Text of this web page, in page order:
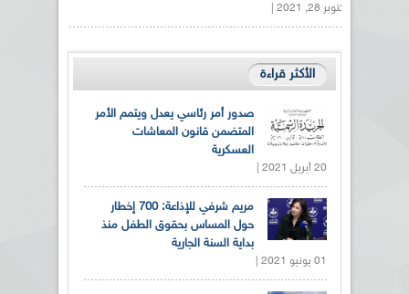
أكتوبر 28, 2021 |
الأكثر قراءة
صدور أمر رئاسي يعدل ويتمم الأمر
المتضمن قانون المعاشات
العسكرية
20 أبريل 2021 |
مريم شرفي للإذاعة: 700 إخطار
حول المساس بحقوق الطفل منذ
بداية السنة الجارية
01 يونيو 2021 |